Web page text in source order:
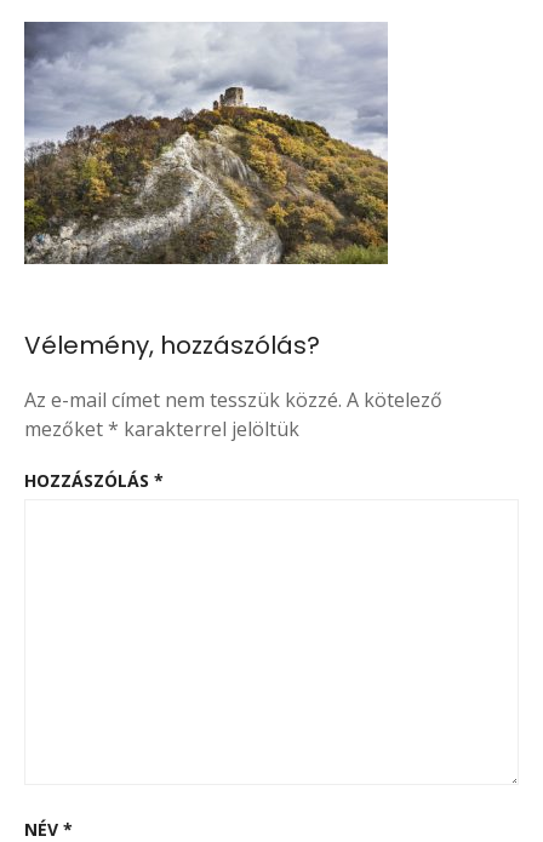
Vélemény, hozzászólás?
Az e-mail címet nem tesszük közzé. A kötelező
mezőket* karakterrel jelöltük
HOZZÁSZÓLÁS *
NÉV *